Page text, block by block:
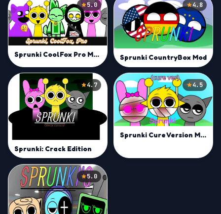
5.0
Sprunki CoolFox Pro Mod
4.8
Sprunki CountryBox Mod
4.7
Sprunki: Crack Edition
4.5
Sprunki Cure Version Mod
5.0